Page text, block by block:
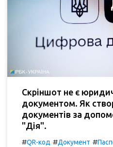
Скріншот не є
документом. Як
документів за
"Дія".
#QR-код #Документ #